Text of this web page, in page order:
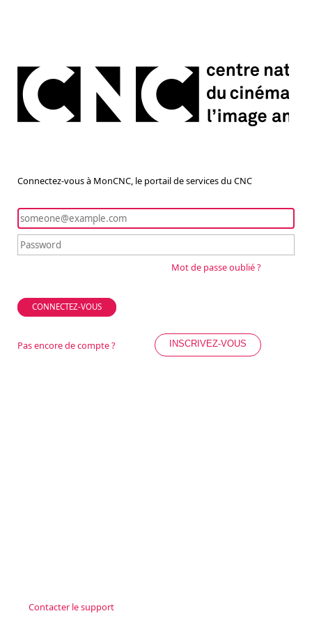
Connectez-vous à MonCNC, le portail de services du CNC
Mot de passe oublié ?
CONNECTEZ-VOUS
Pas encore de compte ? INSCRIVEZ-VOUS
Contacter le support